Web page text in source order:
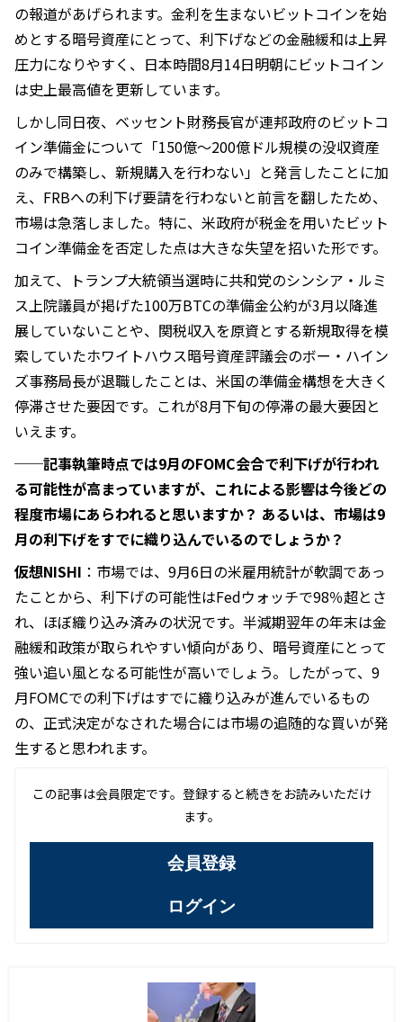
の報道があげられます。金利を生まないビットコインを始
めとする暗号資産にとって、利下げなどの金融緩和は上昇
圧力になりやすく、日本時間8月14日明朝にビットコイン
は史上最高値を更新しています。
しかし同日夜、ベッセント財務長官が連邦政府のビットコ
イン準備金について「150億〜200億ドル規模の没収資産
のみで構築し、新規購入を行わない」と発言したことに加
え、FRBへの利下げ要請を行わないと前言を翻したため、
市場は急落しました。特に、米政府が税金を用いたビット
コイン準備金を否定した点は大きな失望を招いた形です。
加えて、トランプ大統領当選時に共和党のシンシア・ルミ
ス上院議員が掲げた100万BTCの準備金公約が3月以降進
展していないことや、関税収入を原資とする新規取得を模
索していたホワイトハウス暗号資産評議会のボー・ハイン
ズ事務局長が退職したことは、米国の準備金構想を大きく
停滞させた要因です。これが8月下旬の停滞の最大要因と
いえます。
──記事執筆時点では9月のFOMC会合で利下げが行われ
る可能性が高まっていますが、これによる影響は今後どの
程度市場にあらわれると思いますか？ あるいは、市場は9
月の利下げをすでに織り込んでいるのでしょうか？
仮想NISHI ：市場では、9月6日の米雇用統計が軟調であっ
たことから、利下げの可能性はFedウォッチで98％超とさ
れ、ほぼ織り込み済みの状況です。半減期翌年の年末は金
融緩和政策が取られやすい傾向があり、暗号資産にとって
強い追い風となる可能性が高いでしょう。したがって、9
月FOMCでの利下げはすでに織り込みが進んでいるもの
の、正式決定がなされた場合には市場の追随的な買いが発
生すると思われます。
この記事は会員限定です。登録すると続きをお読みいただけ
ます。
会員登録
ログイン